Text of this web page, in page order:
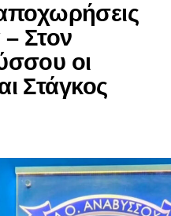
αποχωρήσεις
Στον
οι
Στάγκος